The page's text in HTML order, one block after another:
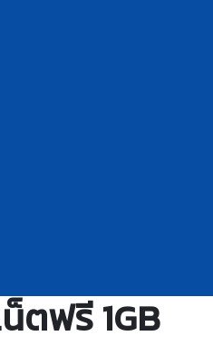
ตฟรี 1GB